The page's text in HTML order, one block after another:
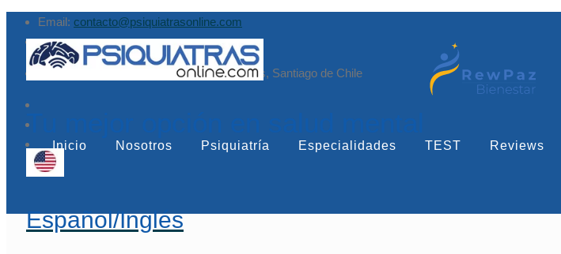
Email: contacto@psiquiatrasonline.com
Augusto Leguía Sur 79, of. 407, Las Condes, Santiago de Chile
Tu mejor opción en salud mental
Español/Inglés
Inicio Nosotros Psiquiatría Especialidades TEST Reviews